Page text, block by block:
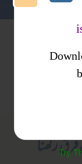
جلد 1
Try